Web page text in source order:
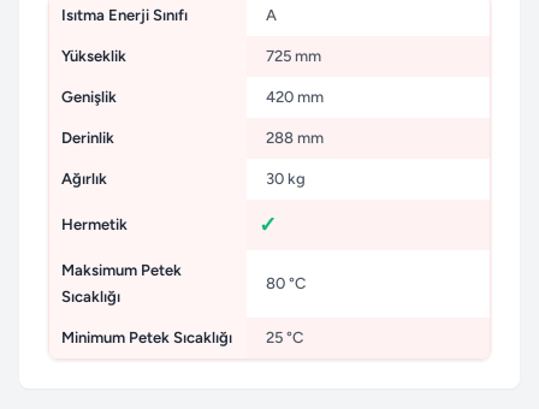
Isıtma Enerji Sınıfı A
Yükseklik 725 mm
Genişlik 420 mm
Derinlik 288 mm
Ağırlık 30 kg
Hermetik
Maksimum Petek
Sıcaklığı
80 °C
Minimum Petek Sıcaklığı 25 °C